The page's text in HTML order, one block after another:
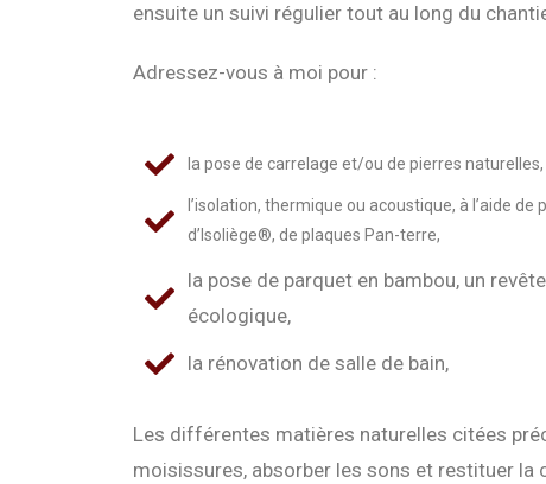
ensuite un suivi régulier tout au long du
Adressez-vous à moi pour :
la pose de carrelage et/ou de pierres naturelles,
l’isolation, thermique ou acoustique, à l’aide de
d’Isoliège®, de plaques Pan-terre,
la pose de parquet en bambou, un
écologique,
la rénovation de salle de bain,
Les différentes matières naturelles citées
moisissures, absorber les sons et restituer la